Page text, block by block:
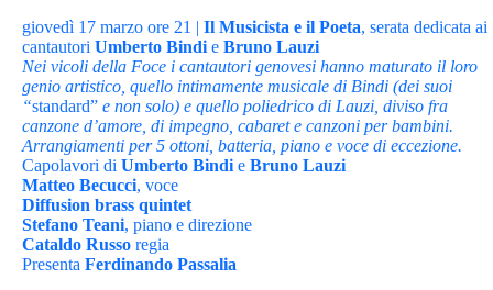
giovedì 17 marzo ore 21 | Il Musicista e il Poeta, serata dedicata ai
cantautori Umberto Bindi e Bruno Lauzi
Nei vicoli della Foce i cantautori genovesi hanno maturato il loro
genio artistico, quello intimamente musicale di Bindi (dei suoi
“standard” e non solo) e quello poliedrico di Lauzi, diviso fra
canzone d’amore, di impegno, cabaret e canzoni per bambini.
Arrangiamenti per 5 ottoni, batteria, piano e voce di eccezione.
Capolavori di Umberto Bindi e Bruno Lauzi
Matteo Becucci, voce
Diffusion brass quintet
Stefano Teani, piano e direzione
Cataldo Russo regia
Presenta Ferdinando Passalia